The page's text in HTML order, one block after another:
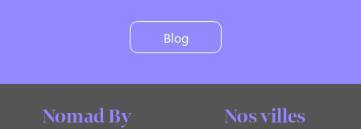
Blog
Nomad By
Nos villes